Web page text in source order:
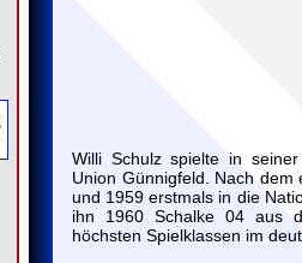
Willi Schulz spielte in
Union Günnigfeld. Nach
und 1959 erstmals in die
ihn 1960 Schalke 04 aus
höchsten Spielklassen im